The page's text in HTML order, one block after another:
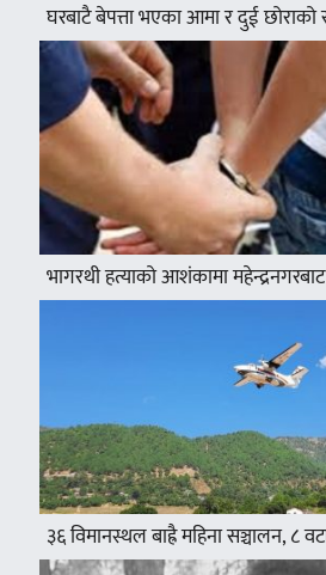
घरबाटै बेपत्ता भएका आमा र दुई
भागरथी हत्याको आशंकामा
३६ विमानस्थल बाह्रै महिना सञ्चालन, ८